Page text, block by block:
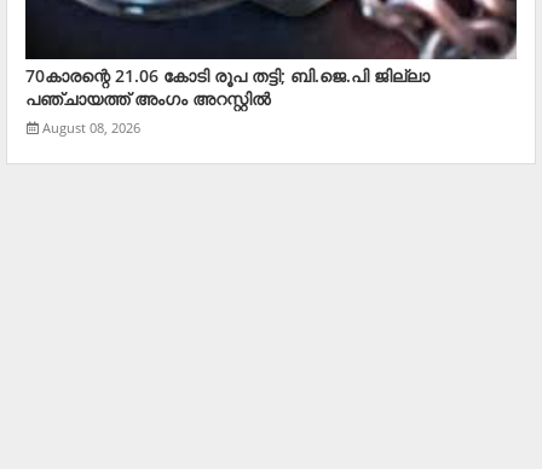
70കാരന്റെ 21.06 കോടി രൂപ തട്ടി; ബി.ജെ.പി ജില്ലാ
പഞ്ചായത്ത് അംഗം അറസ്റ്റില്‍
August 08, 2026